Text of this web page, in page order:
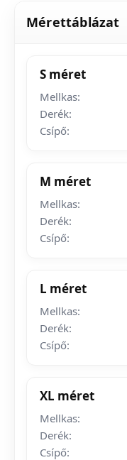
Mérettáblázat
S méret
Mellkas:
Derék:
Csípő:
M méret
Mellkas:
Derék:
Csípő:
L méret
Mellkas:
Derék:
Csípő:
XL méret
Mellkas:
Derék:
Csípő: